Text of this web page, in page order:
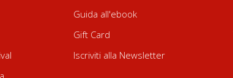
Guida all'ebook
Gift Card
Iscriviti alla Newsletter